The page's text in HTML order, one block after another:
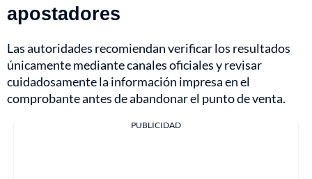
apostadores
Las autoridades recomiendan verificar los resultados
únicamente mediante canales oficiales y revisar
cuidadosamente la información impresa en el
comprobante antes de abandonar el punto de venta.
PUBLICIDAD